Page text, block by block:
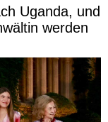
Uganda, und
werden